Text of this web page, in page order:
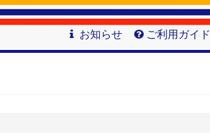
お知らせ ご利用ガイド